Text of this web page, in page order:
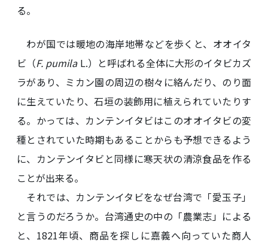
る。
わが国では暖地の海岸地帯などを歩くと、オオイタ
ビ（F. pumilaL.）と呼ばれる全体に大形のイタビカズ
ラがあり、ミカン園の周辺の樹々に絡んだり、のり面
に生えていたり、石垣の装飾用に植えられていたりす
る。かっては、カンテンイタビはこのオオイタビの変
種とされていた時期もあることからも予想できるよう
に、カンテンイタビと同様に寒天状の清涼食品を作る
ことが出来る。
それでは、カンテンイタビをなぜ台湾で「愛玉子」
と言うのだろうか。台湾通史の中の「農業志」による
と、1821年頃、商品を探しに嘉義へ向っていた商人